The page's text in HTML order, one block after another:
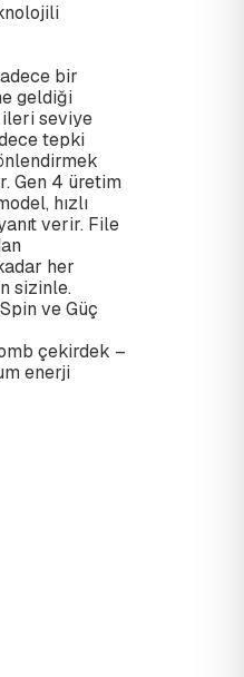
bir
geldiği
ileri seviye
tepki
Gen 4 üretim
hızlı
verir. File
her
sizinle.
ve Güç